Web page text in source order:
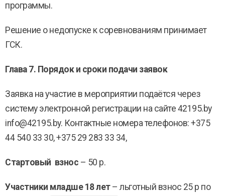
программы.
Решение о недопуске к соревнованиям принимает
ГСК.
Глава 7. Порядок и сроки подачи заявок
Заявка на участие в мероприятии подаётся через
систему электронной регистрации на сайте 42195.bу
info@42195.by. Контактные номера телефонов: +375
44 540 33 30, +375 29 283 33 34,
Стартовый взнос – 50 р.
Участники младше 18 лет– льготный взнос 25 р по